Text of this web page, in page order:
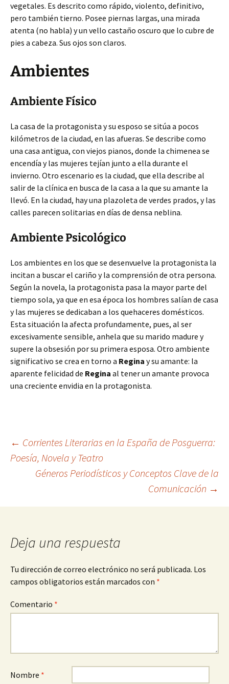
vegetales. Es descrito como rápido, violento, definitivo,
pero también tierno. Posee piernas largas, una mirada
atenta (no habla) y un vello castaño oscuro que lo cubre de
pies a cabeza. Sus ojos son claros.
Ambientes
Ambiente Físico
La casa de la protagonista y su esposo se sitúa a pocos
kilómetros de la ciudad, en las afueras. Se describe como
una casa antigua, con viejos pianos, donde la chimenea se
encendía y las mujeres tejían junto a ella durante el
invierno. Otro escenario es la ciudad, que ella describe al
salir de la clínica en busca de la casa a la que su amante la
llevó. En la ciudad, hay una plazoleta de verdes prados, y las
calles parecen solitarias en días de densa neblina.
Ambiente Psicológico
Los ambientes en los que se desenvuelve la protagonista la
incitan a buscar el cariño y la comprensión de otra persona.
Según la novela, la protagonista pasa la mayor parte del
tiempo sola, ya que en esa época los hombres salían de casa
y las mujeres se dedicaban a los quehaceres domésticos.
Esta situación la afecta profundamente, pues, al ser
excesivamente sensible, anhela que su marido madure y
supere la obsesión por su primera esposa. Otro ambiente
significativo se crea en torno a Regina y su amante: la
aparente felicidad de Regina al tener un amante provoca
una creciente envidia en la protagonista.
Navegación
entradas
← Corrientes Literarias en la España de Posguerra:
Poesía, Novela y Teatro
Géneros Periodísticos y Conceptos Clave de la
Comunicación →
Deja una respuesta
Tu dirección de correo electrónico no será publicada. Los
campos obligatorios están marcados con *
Comentario *
Nombre *